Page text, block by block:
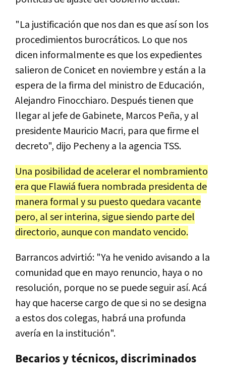
"La justificación que nos dan es que así son los
procedimientos burocráticos. Lo que nos
dicen informalmente es que los expedientes
salieron de Conicet en noviembre y están a la
espera de la firma del ministro de Educación,
Alejandro Finocchiaro. Después tienen que
llegar al jefe de Gabinete, Marcos Peña, y al
presidente Mauricio Macri, para que firme el
decreto", dijo Pecheny a la agencia TSS.
Una posibilidad de acelerar el nombramiento
era que Flawiá fuera nombrada presidenta de
manera formal y su puesto quedara vacante
pero, al ser interina, sigue siendo parte del
directorio, aunque con mandato vencido.
Barrancos advirtió: "Ya he venido avisando a la
comunidad que en mayo renuncio, haya o no
resolución, porque no se puede seguir así. Acá
hay que hacerse cargo de que si no se designa
a estos dos colegas, habrá una profunda
avería en la institución".
Becarios y técnicos, discriminados